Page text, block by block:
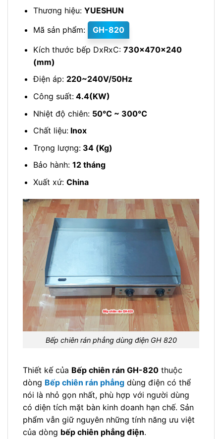
Thương hiệu: YUESHUN
Mã sản phẩm:
GH-820
Kích thước bếp DxRxC: 730x470x240
(mm)
Điện áp: 220~240V/50Hz
Công suất:4.4(KW)
Nhiệt độ chiên: 50℃ ~ 300℃
Chất liệu:Inox
Trọng lượng:34 (Kg)
Bảo hành: 12 tháng
Xuất xứ: China
Bếp chiên rán phẳng dùng điện GH 820
Thiết kế của Bếp chiên rán GH-820 thuộc
dòng Bếp chiên rán phẳng dùng điện có thể
nói là nhỏ gọn nhất, phù hợp với người dùng
có diện tích mặt bàn kinh doanh hạn chế. Sản
phẩm vẫn giữ nguyên những tính năng ưu việt
của dòng bếp chiên phẳng điện.